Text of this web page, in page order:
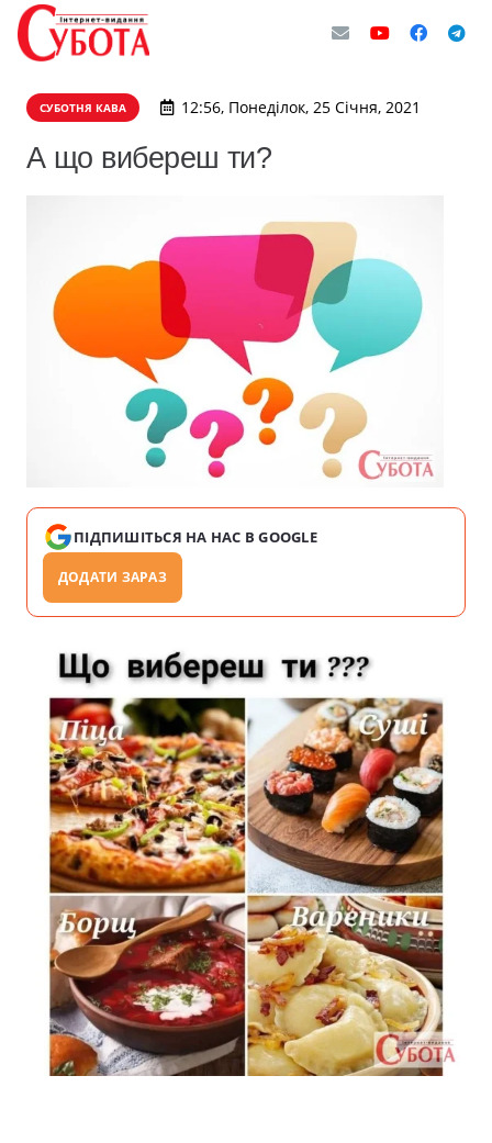
СУБОТНЯ КАВА 12:56, Понеділок, 25 Січня, 2021
А що вибереш ти?
ПІДПИШІТЬСЯ НА НАС В GOOGLE
ДОДАТИ ЗАРАЗ